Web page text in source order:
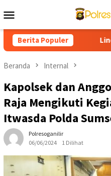
ke
Mobile
Berita PopulerLindungi
Beranda Internal
Kapolsek dan
Raja Mengikuti
Itwasda Polda
Polresoganilir
06/06/2024
1 Dilihat